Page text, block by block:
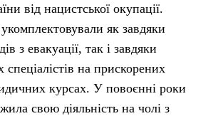
від нацистської окупації.
як завдяки
з евакуації, так і завдяки
спеціалістів на прискорених
курсах. У повоєнні роки
свою діяльність на чолі з